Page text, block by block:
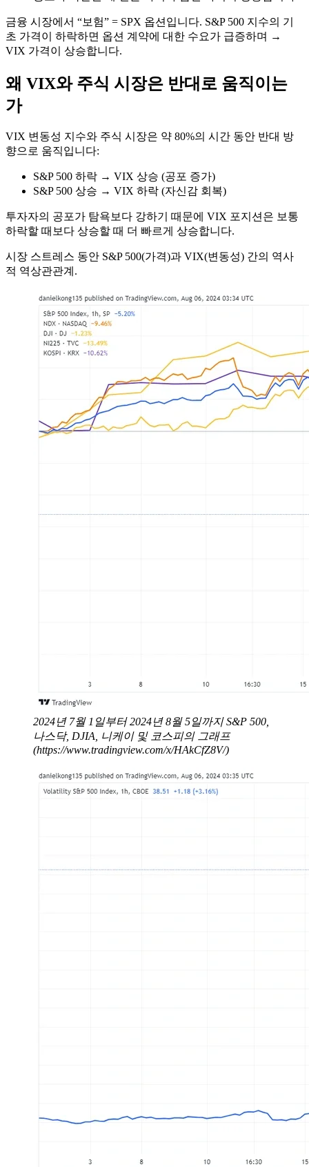
금융 시장에서 “보험” = SPX 옵션입니다. S&P 500 지수의 기
초 가격이 하락하면 옵션 계약에 대한 수요가 급증하며 →
VIX 가격이 상승합니다.
왜 VIX와 주식 시장은 반대로 움직이는
가
VIX 변동성 지수와 주식 시장은 약 80%의 시간 동안 반대 방
향으로 움직입니다:
S&P 500 하락 → VIX 상승 (공포 증가)
S&P 500 상승 → VIX 하락 (자신감 회복)
투자자의 공포가 탐욕보다 강하기 때문에 VIX 포지션은 보통
하락할 때보다 상승할 때 더 빠르게 상승합니다.
시장 스트레스 동안 S&P 500(가격)과 VIX(변동성) 간의 역사
적 역상관관계.
2024년 7월 1일부터 2024년 8월 5일까지 S&P 500,
나스닥, DJIA, 니케이 및 코스피의 그래프
(https://www.tradingview.com/x/HAkCfZ8V/)